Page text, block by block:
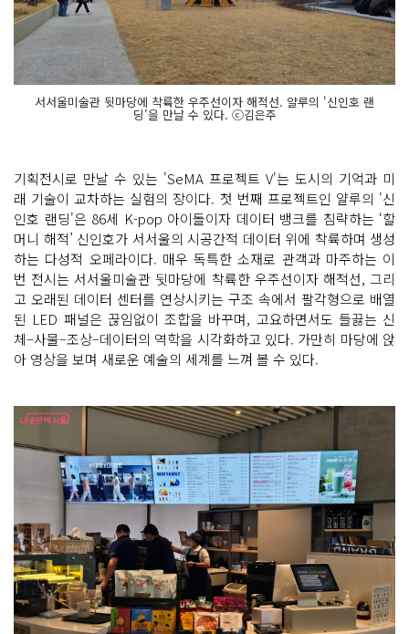
서서울미술관 뒷마당에 착륙한 우주선이자 해적선. 얄루의 '신인호 랜
딩'을 만날 수 있다. ⓒ김은주
기획전시로 만날 수 있는 'SeMA 프로젝트 V'는 도시의 기억과 미
래 기술이 교차하는 실험의 장이다. 첫 번째 프로젝트인 얄루의 '신
인호 랜딩'은 86세 K-pop 아이돌이자 데이터 뱅크를 침략하는 ‘할
머니 해적’ 신인호가 서서울의 시공간적 데이터 위에 착륙하며 생성
하는 다성적 오페라이다. 매우 독특한 소재로 관객과 마주하는 이
번 전시는 서서울미술관 뒷마당에 착륙한 우주선이자 해적선, 그리
고 오래된 데이터 센터를 연상시키는 구조 속에서 팔각형으로 배열
된 LED 패널은 끊임없이 조합을 바꾸며, 고요하면서도 들끓는 신
체–사물–조상–데이터의 역학을 시각화하고 있다. 가만히 마당에 앉
아 영상을 보며 새로운 예술의 세계를 느껴 볼 수 있다.